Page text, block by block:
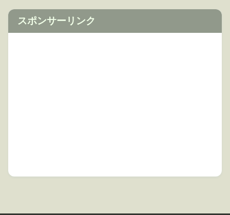
スポンサーリンク